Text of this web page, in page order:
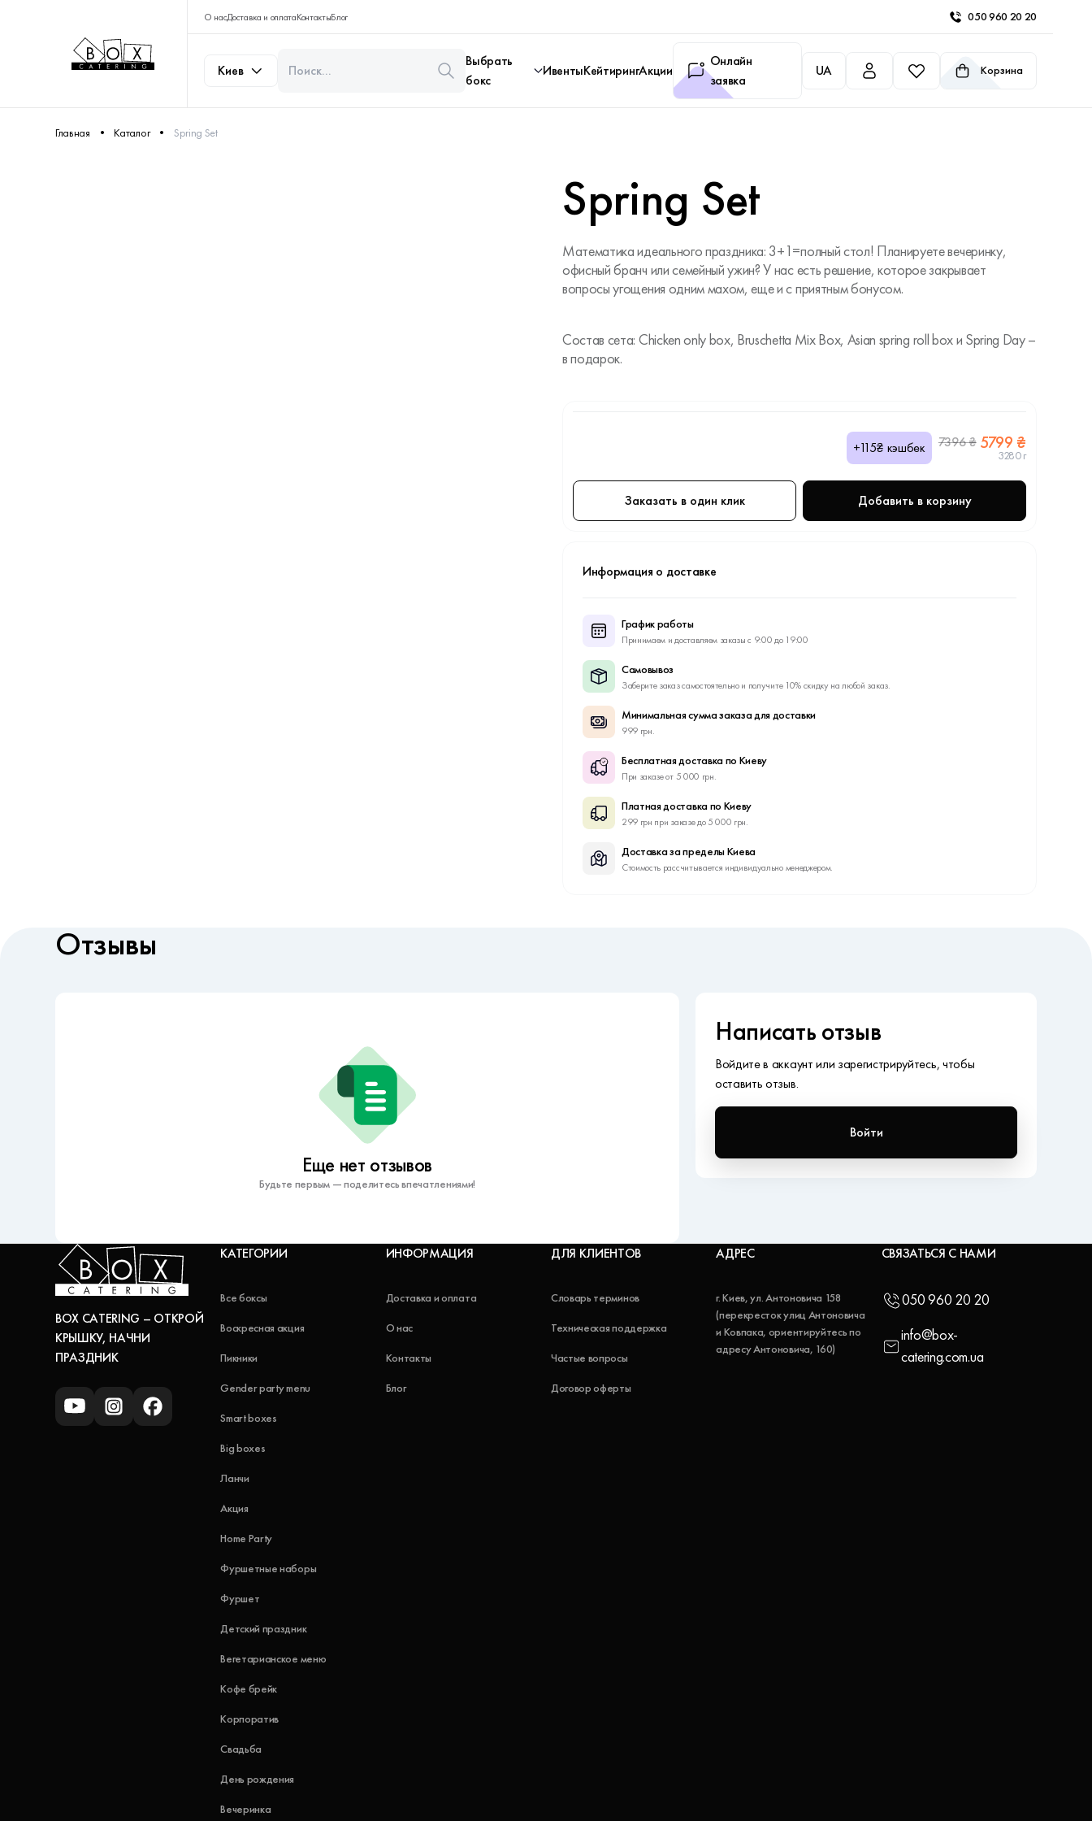
О насДоставка и оплатаКонтактыБлог 050 960 20 20
Киев
Выбрать
бокс
ИвентыКейтирингАкции
Онлайн
заявка
UA Корзина
Главная Каталог Spring Set
Spring Set
Математика идеального праздника: 3+1=полный стол! Планируете вечеринку,
офисный бранч или семейный ужин? У нас есть решение, которое закрывает
вопросы угощения одним махом, еще и с приятным бонусом.
Состав сета: Chicken only box, Bruschetta Mix Box, Asian spring roll box и Spring Day –
в подарок.
+115₴ кэшбек 7396 ₴ 5799 ₴
3280 г
Заказать в один клик Добавить в корзину
Информация о доставке
График работы
Принимаем и доставляем заказы с 9:00 до 19:00
Самовывоз
Заберите заказ самостоятельно и получите 10% скидку на любой заказ.
Минимальная сумма заказа для доставки
999 грн.
Бесплатная доставка по Киеву
При заказе от 5 000 грн.
Платная доставка по Киеву
299 грн при заказе до 5 000 грн.
Доставка за пределы Киева
Стоимость рассчитывается индивидуально менеджером.
Отзывы
Еще нет отзывов
Будьте первым — поделитесь впечатлениями!
Написать отзыв
Войдите в аккаунт или зарегистрируйтесь, чтобы
оставить отзыв.
Войти
BOX CATERING – ОТКРОЙ
КРЫШКУ, НАЧНИ
ПРАЗДНИК
КАТЕГОРИИ
Все боксы
Воскресная акция
Пикники
Gender party menu
Smart boxes
Big boxes
Ланчи
Акция
Home Party
Фуршетные наборы
Фуршет
Детский праздник
Вегетарианское меню
Кофе брейк
Корпоратив
Свадьба
День рождения
Вечеринка
ИНФОРМАЦИЯ
Доставка и оплата
О нас
Контакты
Блог
ДЛЯ КЛИЕНТОВ
Словарь терминов
Техническая поддержка
Частые вопросы
Договор оферты
АДРЕС
г. Киев, ул. Антоновича 158
(перекресток улиц Антоновича
и Ковпака, ориентируйтесь по
адресу Антоновича, 160)
СВЯЗАТЬСЯ С НАМИ
050 960 20 20
info@box-
catering.com.ua